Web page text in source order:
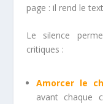
page : il rend le
Le silence
critiques :
Amorcer le
avant chaque